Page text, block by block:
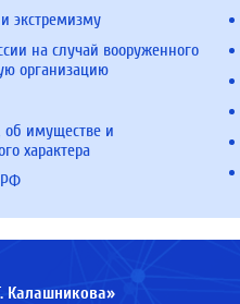
экстремизму
на случай вооруженного
организацию
об имуществе и
характера
РФ